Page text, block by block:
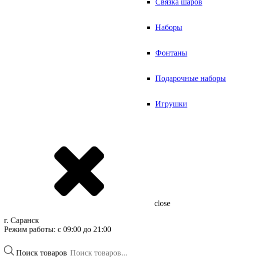
Связка шаров
Наборы
Фонтаны
Подарочные наборы
Игрушки
close
г. Саранск
Режим работы: с 09:00 до 21:00
Поиск товаров